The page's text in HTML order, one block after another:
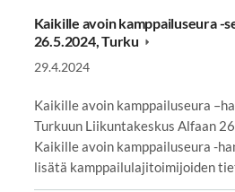
Kaikille avoin kamppailuseura -
26.5.2024, Turku
29.4.2024
Kaikille avoin kamppailuseura
Turkuun Liikuntakeskus Alfaan
Kaikille avoin kamppailuseura -
lisätä kamppailulajitoimijoiden